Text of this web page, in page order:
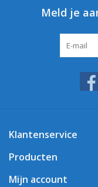
Meld je
Klantenservice
Producten
Mijn account